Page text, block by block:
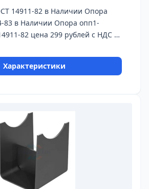
14911-82 в Наличии Опора
83 в Наличии Опора опп1-
82 цена 299 рублей с НДС в
на
и предоставляется
складе!
Характеристики